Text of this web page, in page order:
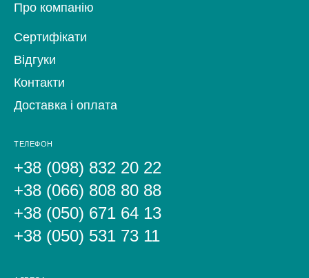
Про компанію
Сертифікати
Відгуки
Контакти
Доставка і оплата
ТЕЛЕФОН
+38 (098) 832 20 22
+38 (066) 808 80 88
+38 (050) 671 64 13
+38 (050) 531 73 11